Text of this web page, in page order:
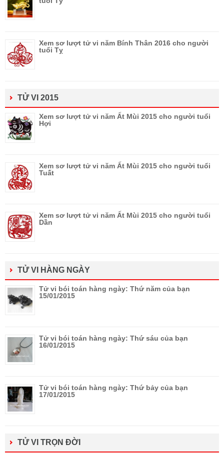
Xem sơ lượt tử vi năm Bính Thân 2016 cho người
tuổi Tỵ
TỬ VI 2015
Xem sơ lượt tử vi năm Ất Mùi 2015 cho người tuổi
Hợi
Xem sơ lượt tử vi năm Ất Mùi 2015 cho người tuổi
Tuất
Xem sơ lượt tử vi năm Ất Mùi 2015 cho người tuổi
Dần
TỬ VI HÀNG NGÀY
Tử vi bói toán hàng ngày: Thứ năm của bạn
15/01/2015
Tử vi bói toán hàng ngày: Thứ sáu của bạn
16/01/2015
Tử vi bói toán hàng ngày: Thứ bảy của bạn
17/01/2015
TỬ VI TRỌN ĐỜI